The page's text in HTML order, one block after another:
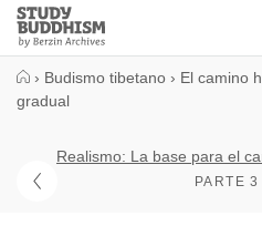
Close
Study
Buddhism
› Budismo tibetano › El camino
gradual
Realismo: La base para el
PARTE